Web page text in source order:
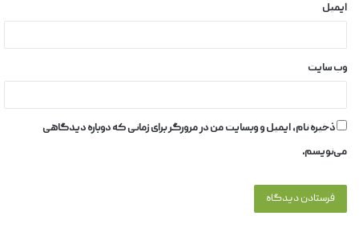
ایمیل
وب‌ سایت
ذخیره نام، ایمیل و وبسایت من در مرورگر برای زمانی که دوباره دیدگاهی
می‌نویسم.